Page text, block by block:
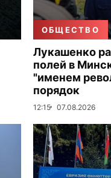
ОБЩЕСТВО
Лукашенко
полей в
"именем
порядок
12:15 07.08.2026